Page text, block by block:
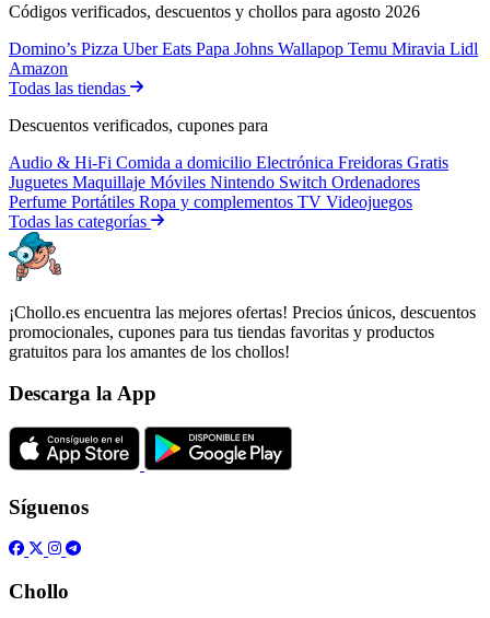
Códigos verificados, descuentos y chollos para agosto 2026
Domino’s Pizza Uber Eats Papa Johns Wallapop Temu Miravia Lidl
Amazon
Todas las tiendas
Descuentos verificados, cupones para
Audio & Hi-Fi Comida a domicilio Electrónica Freidoras Gratis
Juguetes Maquillaje Móviles Nintendo Switch Ordenadores
Perfume Portátiles Ropa y complementos TV Videojuegos
Todas las categorías
¡Chollo.es encuentra las mejores ofertas! Precios únicos, descuentos
promocionales, cupones para tus tiendas favoritas y productos
gratuitos para los amantes de los chollos!
Descarga la App
Síguenos
Chollo